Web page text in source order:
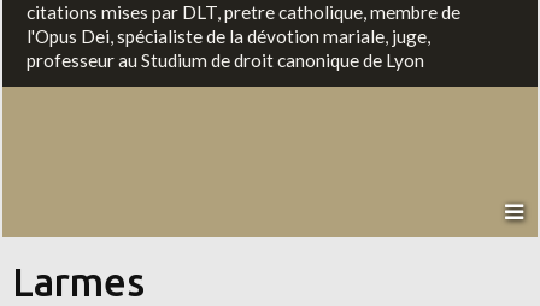
citations mises par DLT, pretre catholique, membre de
l'Opus Dei, spécialiste de la dévotion mariale, juge,
professeur au Studium de droit canonique de Lyon
Larmes